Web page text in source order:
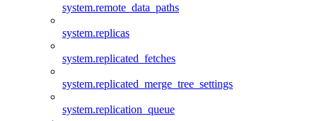
system.remote_data_paths
system.replicas
system.replicated_fetches
system.replicated_merge_tree_settings
system.replication_queue